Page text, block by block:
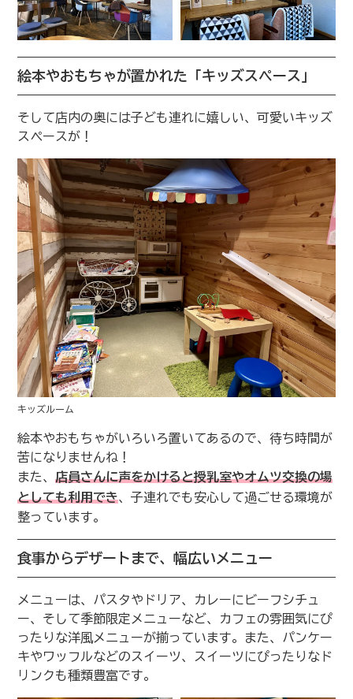
絵本やおもちゃが置かれた「キッズスペース」
そして店内の奥には子ども連れに嬉しい、可愛いキッズ
スペースが！
キッズルーム
絵本やおもちゃがいろいろ置いてあるので、待ち時間が
苦になりませんね！
また、 店員さんに声をかけると授乳室やオムツ交換の場
としても利用でき、子連れでも安心して過ごせる環境が
整っています。
食事からデザートまで、幅広いメニュー
メニューは、パスタやドリア、カレーにビーフシチュ
ー、そして季節限定メニューなど、カフェの雰囲気にぴ
ったりな洋風メニューが揃っています。また、パンケー
キやワッフルなどのスイーツ、スイーツにぴったりなド
リンクも種類豊富です。